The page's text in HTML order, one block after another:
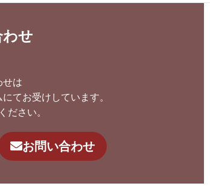
せ
せは
てお受けしています。
ださい。
お問い合わせ